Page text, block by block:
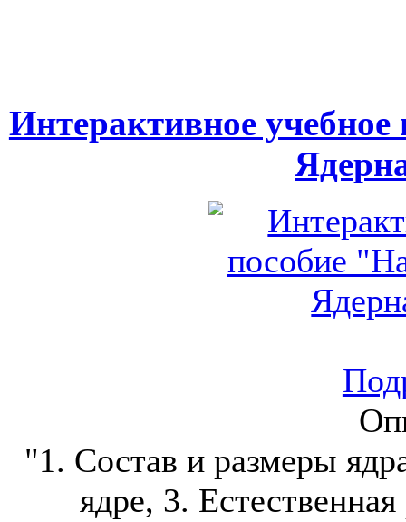
Интерактивное
"1. Состав и размеры
ядре, 3.